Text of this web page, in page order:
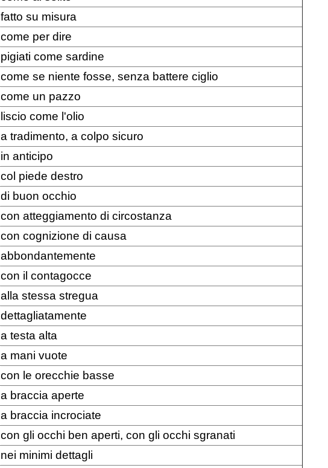
fatto su misura
come per dire
pigiati come sardine
come se niente fosse, senza battere ciglio
come un pazzo
liscio come l'olio
a tradimento, a colpo sicuro
in anticipo
col piede destro
di buon occhio
con atteggiamento di circostanza
con cognizione di causa
abbondantemente
con il contagocce
alla stessa stregua
dettagliatamente
a testa alta
a mani vuote
con le orecchie basse
a braccia aperte
a braccia incrociate
con gli occhi ben aperti, con gli occhi sgranati
nei minimi dettagli